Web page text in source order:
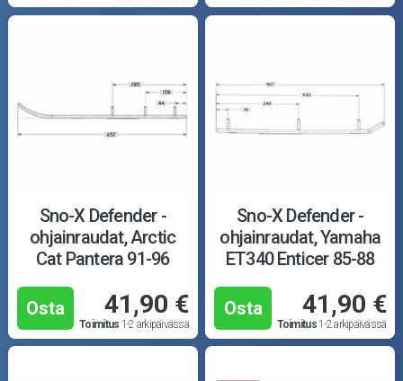
Sno-X Defender -
ohjainraudat, Arctic
Cat Pantera 91-96
Osta 41,90 €
Toimitus 1-2 arkipäivässä
Sno-X Defender -
ohjainraudat, Yamaha
ET340 Enticer 85-88
Osta 41,90 €
Toimitus1-2 arkipäivässä